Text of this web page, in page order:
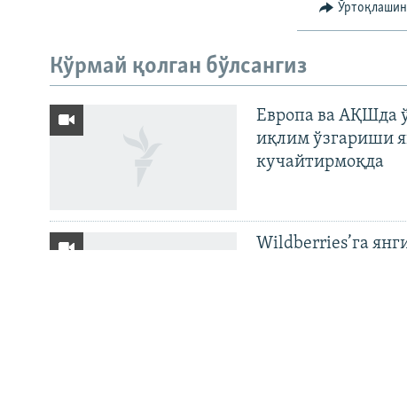
ИЖТИМОИЙ ТАРМОҚЛАР
Кўрмай қолган бўлсангиз
Европа ва АҚШда
иқлим ўзгариши
кучайтирмоқда
Wildberries’га